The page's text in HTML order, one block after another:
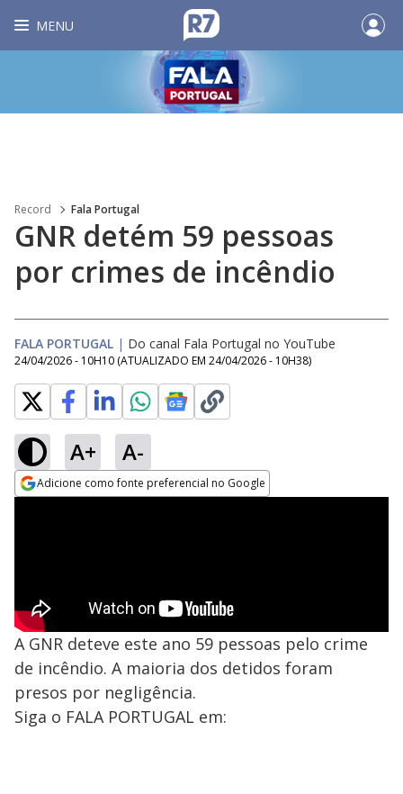
MENU
Record Fala Portugal
GNR detém 59 pessoas
por crimes de incêndio
FALA PORTUGAL | Do canal Fala Portugal no YouTube
24/04/2026 - 10H10 (ATUALIZADO EM 24/04/2026 - 10H38)
A+ A-
Adicione como fonte preferencial no Google
A GNR deteve este ano 59 pessoas pelo crime
de incêndio. A maioria dos detidos foram
presos por negligência.
Siga o FALA PORTUGAL em: